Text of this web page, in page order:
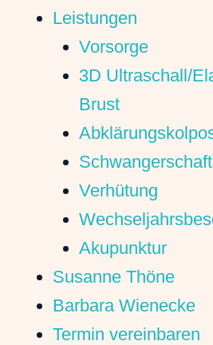
Leistungen
Vorsorge
3D Ultraschall/
Brust
Schwangerschaft
Verhütung
Akupunktur
Susanne Thöne
Barbara Wienecke
Termin vereinbaren